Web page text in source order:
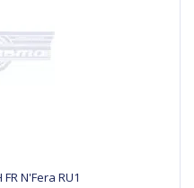
N'Fera RU1